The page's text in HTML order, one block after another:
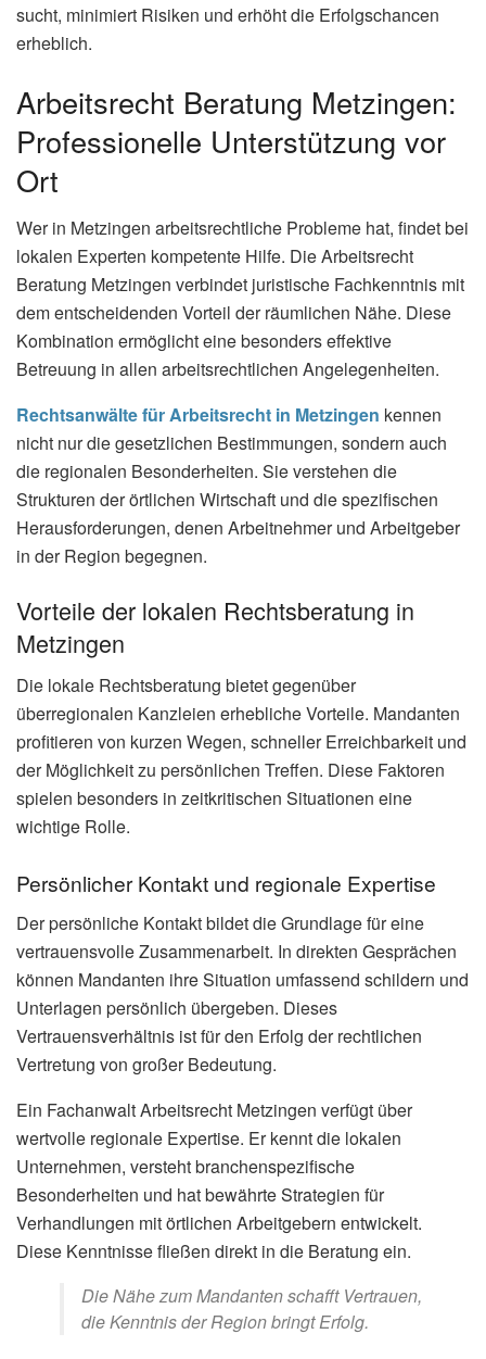
sucht, minimiert Risiken und erhöht die Erfolgschancen
erheblich.
Arbeitsrecht Beratung Metzingen:
Professionelle Unterstützung vor
Ort
Wer in Metzingen arbeitsrechtliche Probleme hat, findet bei
lokalen Experten kompetente Hilfe. Die Arbeitsrecht
Beratung Metzingen verbindet juristische Fachkenntnis mit
dem entscheidenden Vorteil der räumlichen Nähe. Diese
Kombination ermöglicht eine besonders effektive
Betreuung in allen arbeitsrechtlichen Angelegenheiten.
Rechtsanwälte für Arbeitsrecht in Metzingen kennen
nicht nur die gesetzlichen Bestimmungen, sondern auch
die regionalen Besonderheiten. Sie verstehen die
Strukturen der örtlichen Wirtschaft und die spezifischen
Herausforderungen, denen Arbeitnehmer und Arbeitgeber
in der Region begegnen.
Vorteile der lokalen Rechtsberatung in
Metzingen
Die lokale Rechtsberatung bietet gegenüber
überregionalen Kanzleien erhebliche Vorteile. Mandanten
profitieren von kurzen Wegen, schneller Erreichbarkeit und
der Möglichkeit zu persönlichen Treffen. Diese Faktoren
spielen besonders in zeitkritischen Situationen eine
wichtige Rolle.
Persönlicher Kontakt und regionale Expertise
Der persönliche Kontakt bildet die Grundlage für eine
vertrauensvolle Zusammenarbeit. In direkten Gesprächen
können Mandanten ihre Situation umfassend schildern und
Unterlagen persönlich übergeben. Dieses
Vertrauensverhältnis ist für den Erfolg der rechtlichen
Vertretung von großer Bedeutung.
Ein Fachanwalt Arbeitsrecht Metzingen verfügt über
wertvolle regionale Expertise. Er kennt die lokalen
Unternehmen, versteht branchenspezifische
Besonderheiten und hat bewährte Strategien für
Verhandlungen mit örtlichen Arbeitgebern entwickelt.
Diese Kenntnisse fließen direkt in die Beratung ein.
Die Nähe zum Mandanten schafft Vertrauen,
die Kenntnis der Region bringt Erfolg.